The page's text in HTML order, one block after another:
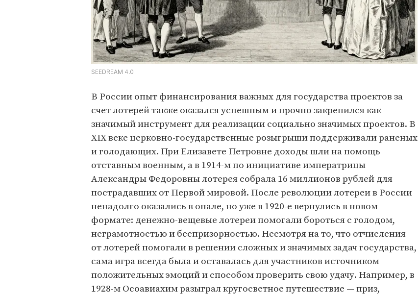
SEEDREAM 4.0
В России опыт финансирования важных для государства проектов за
счет лотерей также оказался успешным и прочно закрепился как
значимый инструмент для реализации социально значимых проектов. В
XIX веке церковно-государственные розыгрыши поддерживали раненых
и голодающих. При Елизавете Петровне доходы шли на помощь
отставным военным, а в 1914-м по инициативе императрицы
Александры Федоровны лотерея собрала 16 миллионов рублей для
пострадавших от Первой мировой. После революции лотереи в России
ненадолго оказались в опале, но уже в 1920-е вернулись в новом
формате: денежно-вещевые лотереи помогали бороться с голодом,
неграмотностью и беспризорностью. Несмотря на то, что отчисления
от лотерей помогали в решении сложных и значимых задач государства,
сама игра всегда была и оставалась для участников источником
положительных эмоций и способом проверить свою удачу. Например, в
1928-м Осоавиахим разыграл кругосветное путешествие — приз,